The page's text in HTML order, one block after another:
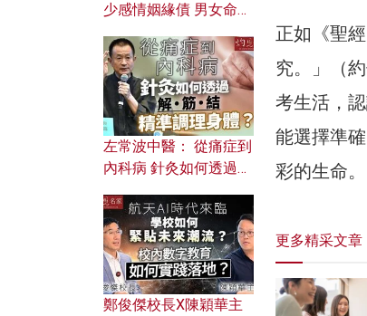
正如《聖
究。」（
考生活，
能選擇準
彩的生命。
更多精采文章
少感情姻緣債 男女命途
的七情六欲？
左常波中醫： 從痛症到
內科病 針灸如何透過解
鄭俊傑校長X陳穎華主